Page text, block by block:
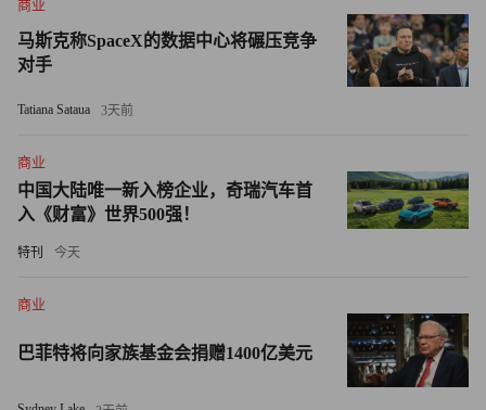
题。超微电脑的前会计师事务所安永（Ernst & Young）在审
计过程中退出，并声明无法依靠管理团队或董事会的独立审
计委员会。随后，超微电脑聘请了立信会计师事务所
事会特别委员会已完成审查，并认定安永的退出及其审计结
论并不能得到委员会调查结果的支持。特别委员会的唯一成
曾担任英特尔公司（Intel）的临时总法律顾问。按照超微电
脑董事的惯例，乔尔达诺有资格获得价值25.5万美元的股
权。
商业
马斯克称SpaceX的数据中心将碾压竞争
对手
Tatiana Sataua 3天前
商业
中国大陆唯一新入榜企业，奇瑞汽车首
入《财富》世界500强！
特刊 今天
商业
巴菲特将向家族基金会捐赠1400亿美元